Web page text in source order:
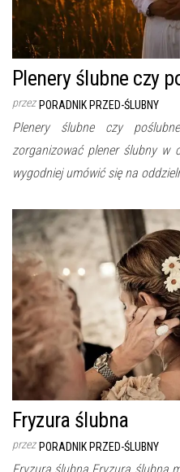
Plenery ślubne czy
przez PORADNIK PRZED-ŚLUBNY
Plenery ślubne czy
zorganizować plener ślubny w
wygodniej umówić się na
Fryzura ślubna
przez PORADNIK PRZED-ŚLUBNY